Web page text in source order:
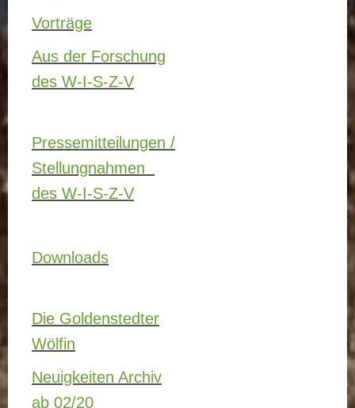
Vorträge
Aus der Forschung
des W-I-S-Z-V
Pressemitteilungen /
Stellungnahmen
des W-I-S-Z-V
Downloads
Die Goldenstedter
Wölfin
Neuigkeiten Archiv
ab 02/20